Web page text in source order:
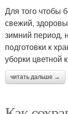
Для того чтобы
свежий,
зимний период,
подготовки к
уборки цветной
читать дальше →